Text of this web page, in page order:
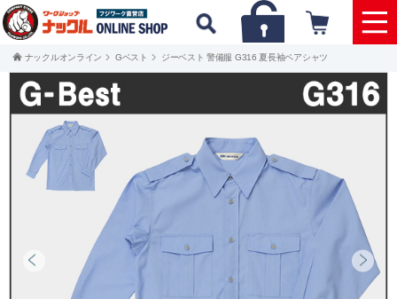
ナックルオンライン Gベスト ジーベスト 警備服 G316 夏長袖ペアシャツ